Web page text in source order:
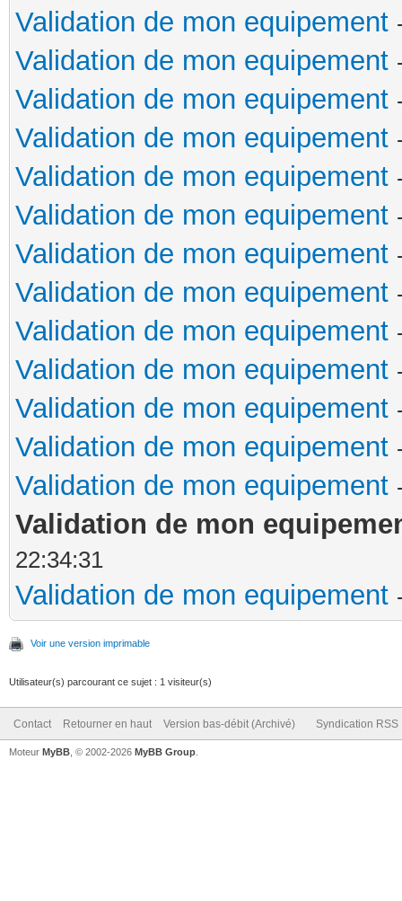
Validation de mon equipement
Validation de mon equipement
Validation de mon equipement
Validation de mon equipement
Validation de mon equipement
Validation de mon equipement
Validation de mon equipement
Validation de mon equipement
Validation de mon equipement
Validation de mon equipement
Validation de mon equipement
Validation de mon equipement
Validation de mon equipement
Validation de mon
22:34:31
Validation de mon equipement
Voir une version imprimable
Utilisateur(s) parcourant ce sujet : 1 visiteur(s)
Contact Retourner en haut Version bas-débit (Archivé) Syndication RSS
Moteur MyBB , © 2002-2026 MyBB Group